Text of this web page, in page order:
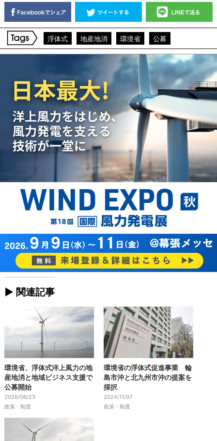
浮体式 地産地消 環境省 公募
► 関連記事
環境省、浮体式洋上風力の地
産地消と地域ビジネス支援で
公募開始
2026/06/23
政策・制度
環境省の浮体式促進事業 輪
島市沖と北九州市沖の提案を
採択
2024/11/07
政策・制度